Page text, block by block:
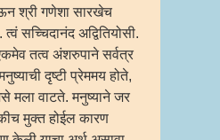
श्री गणेशा सारखेच
सच्चिदानंद अद्वितियोसी.
तत्व अंशरुपाने सर्वत्र
दृष्टी प्रेममय होते,
मला वाटते. मनुष्याने जर
मुक्त होईल कारण